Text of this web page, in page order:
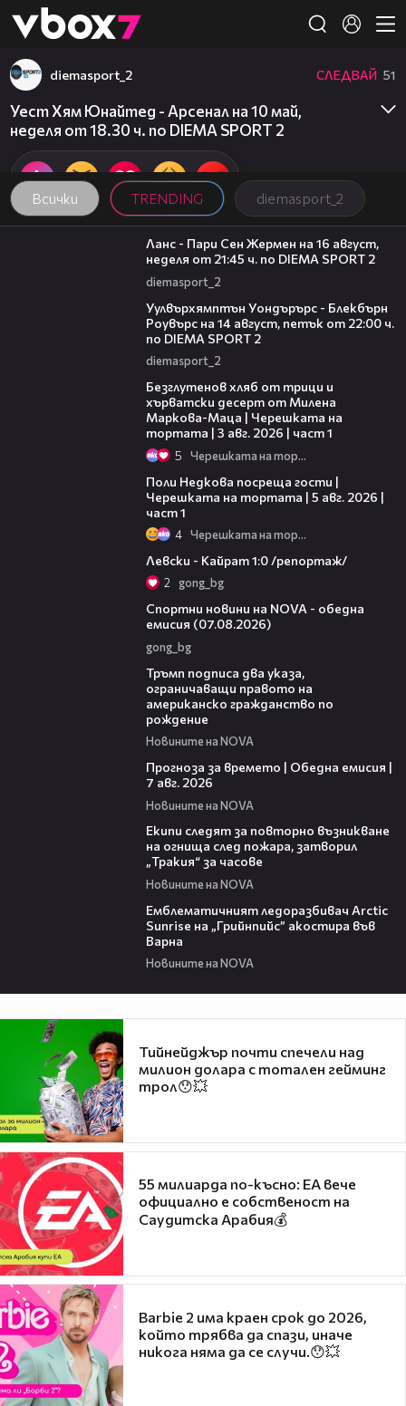
👾
Всички TRENDING diemasport_2
diemasport_2 СЛЕДВАЙ 51
Уест Хям Юнайтед - Арсенал на 10 май,
неделя от 18.30 ч. по DIEMA SPORT 2
00:45
Ланс - Пари Сен Жермен на 16 август,
неделя от 21:45 ч. по DIEMA SPORT 2
diemasport_2
Уулвърхямптън Уондърърс - Блекбърн
Роувърс на 14 август, петък от 22:00 ч.
по DIEMA SPORT 2
diemasport_2
Безглутенов хляб от трици и
хърватски десерт от Милена
Маркова-Маца | Черешката на
тортата | 3 авг. 2026 | част 1
5 Черешката на тортата
Поли Недкова посреща гости |
Черешката на тортата | 5 авг. 2026 |
част 1
4 Черешката на тортата
Левски - Кайрат 1:0 /репортаж/
2 gong_bg
Спортни новини на NOVA - обедна
емисия (07.08.2026)
gong_bg
Тръмп подписа два указа,
ограничаващи правото на
американско гражданство по
рождение
Новините на NOVA
Прогноза за времето | Обедна емисия |
7 авг. 2026
Новините на NOVA
Екипи следят за повторно възникване
на огнища след пожара, затворил
„Тракия“ за часове
Новините на NOVA
Емблематичният ледоразбивач Arctic
Sunrise на „Грийнпийс” акостира във
Варна
Новините на NOVA
Тийнейджър почти спечели над
милион долара с тотален гейминг
трол😯💥
55 милиарда по-късно: EA вече
официално е собственост на
Саудитска Арабия💰
Barbie 2 има краен срок до 2026,
който трябва да спази, иначе
никога няма да се случи.😯💥